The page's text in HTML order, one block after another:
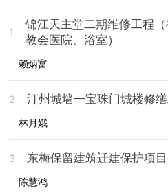
1
锦江天主堂二期维修工程（
教会医院、浴室）
赖炳富
2 汀州城墙一宝珠门城楼修
林月娥
3 东梅保留建筑迁建保护项目
陈慧鸿